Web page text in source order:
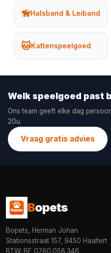
🦮Halsband & Leiband
🐱Kattenspeelgoed
Welk speelgoed past
Ons team geeft elke dag
20u.
Vraag gratis advies
Bopets
Bopets, Herman Johan
Stationsstraat 157, 9450 Haaltert
BTW: BE 0760.058.346